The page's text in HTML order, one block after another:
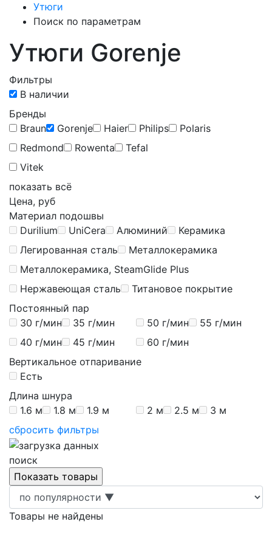
Утюги
Поиск по параметрам
Утюги Gorenje
Фильтры
В наличии
Бренды
Braun
Gorenje Haier Philips
Polaris
Redmond
Rowenta
Tefal
Vitek
показать всё
Цена, руб
Материал подошвы
Durilium
UniCera Алюминий
Керамика
Легированная сталь
Металлокерамика
Металлокерамика, SteamGlide Plus
Нержавеющая сталь
Титановое покрытие
Постоянный пар
30 г/мин
35 г/мин
40 г/мин
45 г/мин
50 г/мин
55 г/мин
60 г/мин
Вертикальное отпаривание
Есть
Длина шнура
1.6 м
1.8 м 1.9 м 2 м 2.5 м
3 м
сбросить фильтры
поиск
Товары не найдены